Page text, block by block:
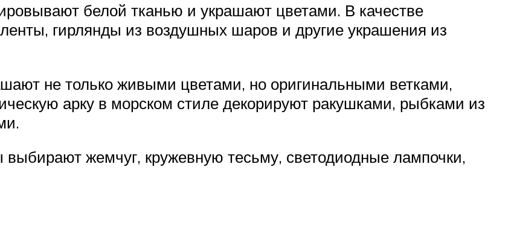
белой тканью и украшают цветами. В качестве
гирлянды из воздушных шаров и другие украшения из
не только живыми цветами, но оригинальными ветками,
арку в морском стиле декорируют ракушками, рыбками из
жемчуг, кружевную тесьму, светодиодные лампочки,